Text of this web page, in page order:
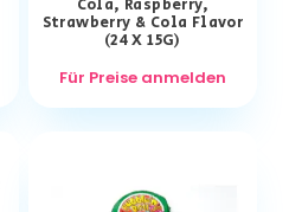
Cola, Raspberry,
Strawberry & Cola Flavor
(24 X 15G)
Für Preise anmelden